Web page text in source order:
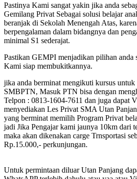
Pastinya Kami sangat yakin jika anda
Gemilang Privat Sebagai solusi belajar
beranjak di Sekolah Menengah Atas,
berpengalaman dalam bidangnya dan
minimal S1 sederajat.
Pastikan GEMPI menjadikan pilihan anda
Kami siap membukitkannya.
jika anda berminat mengikuti kursus
SMBPTN, Masuk PTN bisa dengan
Telpon : 0813-1604-7611 dan juga dapat
menyediakan Les Privat SMA Utan
yang berminat memilih Program Privat
jadi Jika Pengajar kami jaunya 10km dari
maka akan dikenakan carge Trnsportasi
Rp.15.000,- perkunjungan.
Untuk permintaan diluar Utan Panjang